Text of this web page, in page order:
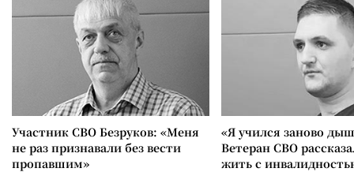
Участник СВО Безруков: «Меня
не раз признавали без вести
пропавшим»
«Я учился заново
Ветеран СВО
жить с